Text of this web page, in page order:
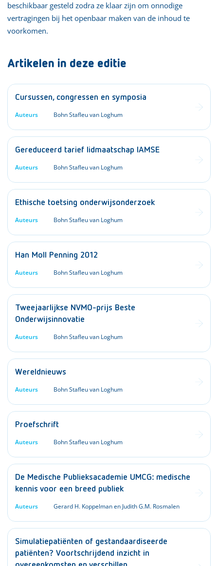
beschikbaar gesteld zodra ze klaar zijn om onnodige
vertragingen bij het openbaar maken van de inhoud te
voorkomen.
Artikelen in deze editie
Cursussen, congressen en symposia
Auteurs Bohn Stafleu van Loghum
Gereduceerd tarief lidmaatschap IAMSE
Auteurs Bohn Stafleu van Loghum
Ethische toetsing onderwijsonderzoek
Auteurs Bohn Stafleu van Loghum
Han Moll Penning 2012
Auteurs Bohn Stafleu van Loghum
Tweejaarlijkse NVMO-prijs Beste
Onderwijsinnovatie
Auteurs Bohn Stafleu van Loghum
Wereldnieuws
Auteurs Bohn Stafleu van Loghum
Proefschrift
Auteurs Bohn Stafleu van Loghum
De Medische Publieksacademie UMCG: medische
kennis voor een breed publiek
Auteurs Gerard H. Koppelman en Judith G.M. Rosmalen
Simulatiepatiënten of gestandaardiseerde
patiënten? Voortschrijdend inzicht in